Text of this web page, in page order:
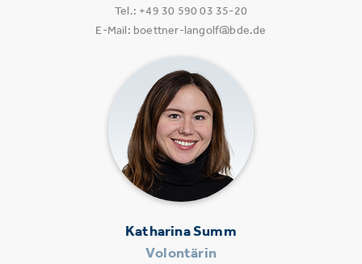
Tel.: +49 30 590 03 35-20
E-Mail: boettner-langolf@bde.de
Katharina Summ
Volontärin